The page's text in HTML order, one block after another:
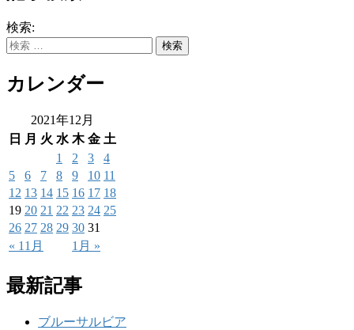
検索:
カレンダー
2021年12月
日
月 火 水 木 金 土
« 11月 1月 »
1 2 3
4
5
6 7 8 9 10 11
12 13 14 15 16 17 18
19 20 21 22 23 24 25
26 27 28 29 30 31
最新記事
ブルーサルビア